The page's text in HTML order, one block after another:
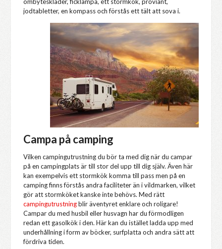
jodtabletter, en kompass och förstås ett tält att sova i.
Campa på camping
Vilken campingutrustning du bör ta med dig när du campar
på en campingplats är till stor del upp till dig själv. Även här
kan exempelvis ett stormkök komma till pass men på en
camping finns förstås andra faciliteter än i vildmarken, vilket
gör att stormköket kanske inte behövs. Med rätt
campingutrustningblir äventyret enklare och roligare!
Campar du med husbil eller husvagn har du förmodligen
redan ett gasolkök i den. Här kan du istället ladda upp med
underhållning i form av böcker, surfplatta och andra sätt att
fördriva tiden.